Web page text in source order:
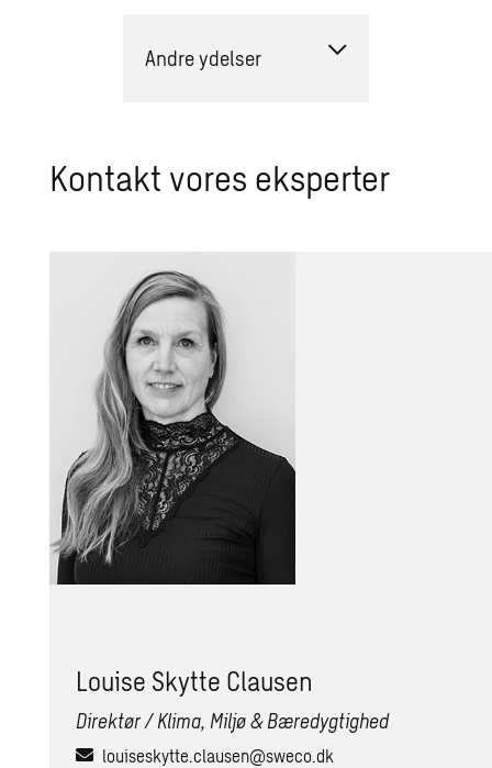
Andre ydelser
Kontakt vores eksperter
Louise Skytte Clausen
Direktør / Klima, Miljø & Bæredygtighed
louiseskytte.clausen@sweco.dk